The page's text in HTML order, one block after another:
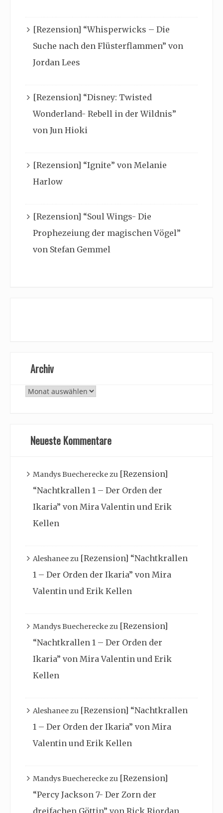
[Rezension] “Whisperwicks – Die
Suche nach den Flüsterflammen” von
Jordan Lees
[Rezension] “Disney: Twisted
Wonderland- Rebell in der Wildnis”
von Jun Hioki
[Rezension] “Ignite” von Melanie
Harlow
[Rezension] “Soul Wings- Die
Prophezeiung der magischen Vögel”
von Stefan Gemmel
Archiv
Archiv
Neueste Kommentare
Mandys Buechereckezu [Rezension]
“Nachtkrallen 1 – Der Orden der
Ikaria” von Mira Valentin und Erik
Kellen
Aleshaneezu [Rezension] “Nachtkrallen
1 – Der Orden der Ikaria” von Mira
Valentin und Erik Kellen
Mandys Buechereckezu [Rezension]
“Nachtkrallen 1 – Der Orden der
Ikaria” von Mira Valentin und Erik
Kellen
Aleshaneezu [Rezension] “Nachtkrallen
1 – Der Orden der Ikaria” von Mira
Valentin und Erik Kellen
Mandys Buechereckezu [Rezension]
“Percy Jackson 7- Der Zorn der
dreifachen Göttin” von Rick Riordan